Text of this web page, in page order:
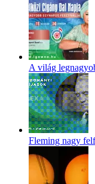
A világ
Fleming nagy